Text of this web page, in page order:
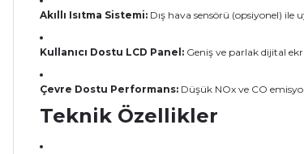
Akıllı Isıtma Sistemi: Dış hava sensörü (opsiyonel) ile
Kullanıcı Dostu LCD Panel: Geniş ve parlak dijital
Çevre Dostu Performans: Düşük NOx ve CO
Teknik Özellikler